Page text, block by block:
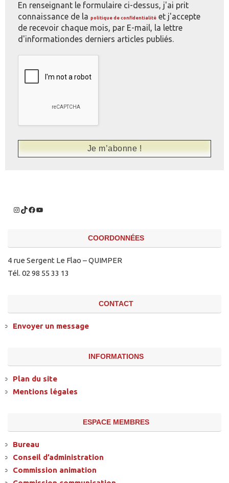
En renseignant le formulaire ci-dessus, j'ai prit
connaissance de la politique de confidentialité et j'accepte
de recevoir chaque mois, par E-mail, la lettre
d'informationdes derniers articles publiés.
COORDONNÉES
4 rue Sergent Le Flao – QUIMPER
Tél. 02 98 55 33 13
CONTACT
Envoyer un message
INFORMATIONS
Plan du site
Mentions légales
ESPACE MEMBRES
Bureau
Conseil d’administration
Commission animation